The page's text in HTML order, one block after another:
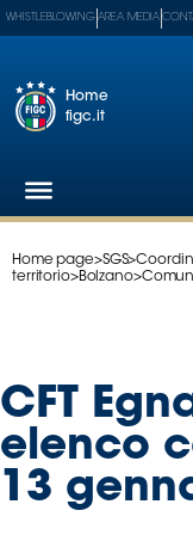
Federazione
SGS
Paralimpico
Serie
A
WHISTLEBLOWING AREA MEDIA
Home
figc.it
Home page>SGS>
territorio>Bolzano>
CFT
elenco
13